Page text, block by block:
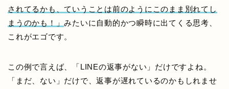
されてるかも、ていうことは前のようにこのまま別れてし
まうのかも！」みたいに自動的かつ瞬時に出てくる思考、
これがエゴです。
この例で言えば、「LINEの返事がない」だけですよね。
「まだ、ない」だけで、返事が遅れているのかもしれませ